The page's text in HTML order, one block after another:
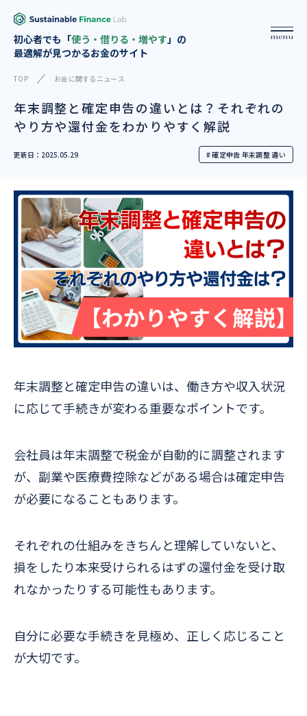
初心者でも「使う・借りる・増やす」の
最適解が見つかるお金のサイト
menu
TOP お金に関するニュース
年末調整と確定申告の違いとは？それぞれの
やり方や還付金をわかりやすく解説
更新日：2025.05.29 # 確定申告 年末調整 違い
年末調整と確定申告の違いは、働き方や収入状況
に応じて手続きが変わる重要なポイントです。
会社員は年末調整で税金が自動的に調整されます
が、副業や医療費控除などがある場合は確定申告
が必要になることもあります。
それぞれの仕組みをきちんと理解していないと、
損をしたり本来受けられるはずの還付金を受け取
れなかったりする可能性もあります。
自分に必要な手続きを見極め、正しく応じること
が大切です。